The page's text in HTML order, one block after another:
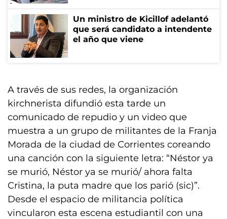
Un ministro de Kicillof adelantó
que será candidato a intendente
el año que viene
A través de sus redes, la organización
kirchnerista difundió esta tarde un
comunicado de repudio y un video que
muestra a un grupo de militantes de la Franja
Morada de la ciudad de Corrientes coreando
una canción con la siguiente letra: “Néstor ya
se murió, Néstor ya se murió/ ahora falta
Cristina, la puta madre que los parió (sic)”.
Desde el espacio de militancia política
vincularon esta escena estudiantil con una